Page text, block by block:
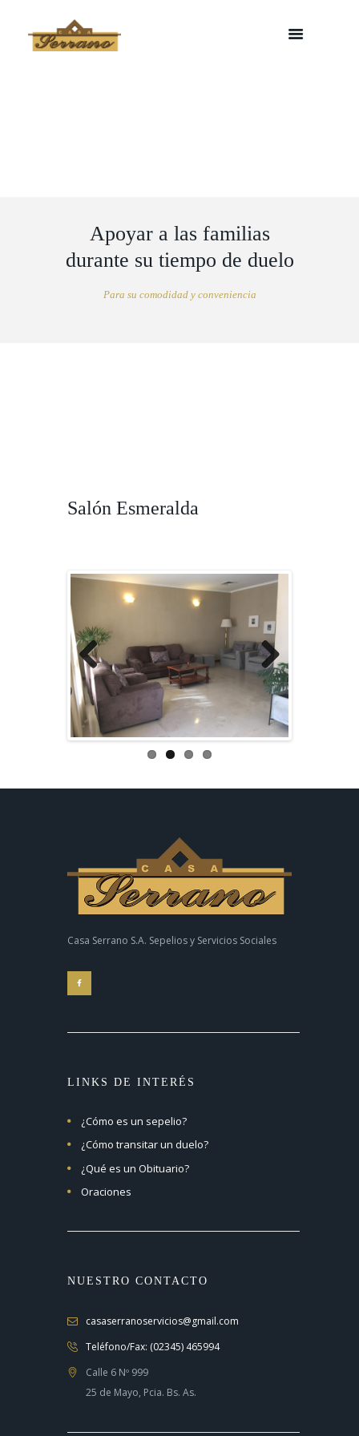
Apoyar a las familias
durante su tiempo de duelo
Para su comodidad y conveniencia
Salón Esmeralda
PREVI
OUS
NEXT
Casa Serrano S.A. Sepelios y Servicios Sociales
LINKS DE INTERÉS
¿Cómo es un sepelio?
¿Cómo transitar un duelo?
¿Qué es un Obituario?
Oraciones
NUESTRO CONTACTO
casaserranoservicios@gmail.com
Teléfono/Fax: (02345) 465994
Calle 6 Nº 999
25 de Mayo, Pcia. Bs. As.